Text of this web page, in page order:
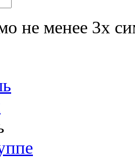
не менее 3х